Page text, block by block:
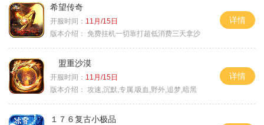
希望传奇
开服时间： 11月/15日
版本介绍： 免费挂机一切靠打超低消费三天拿沙
详情
盟重沙漠
开服时间： 11月/15日
版本介绍： 攻速,沉默,专属,吸血,野外,追梦,暗黑
详情
１７６复古小极品